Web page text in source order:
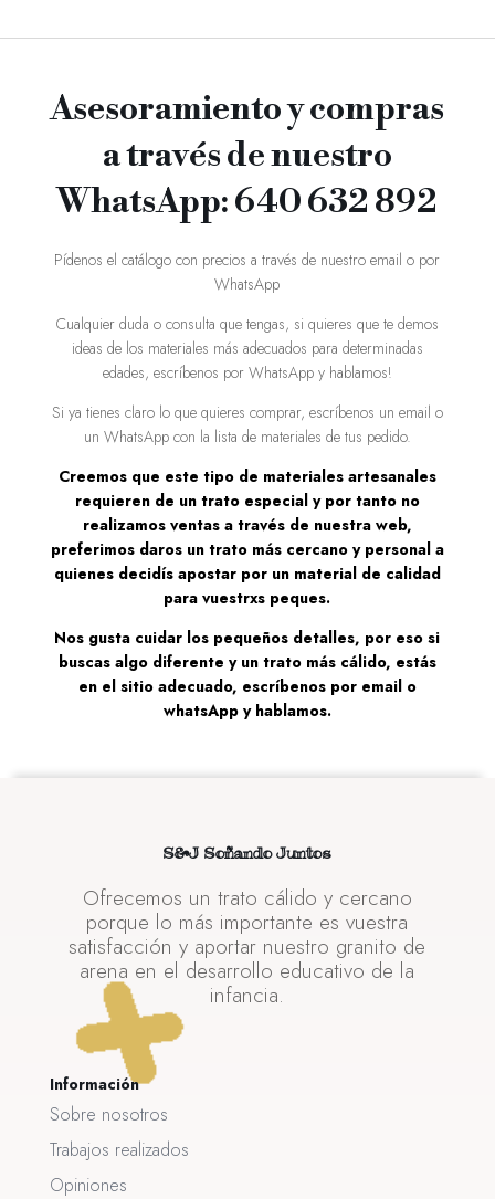
Asesoramiento y compras
a través de nuestro
WhatsApp: 640 632 892
Pídenos el catálogo con precios a través de nuestro email o por
WhatsApp
Cualquier duda o consulta que tengas, si quieres que te demos
ideas de los materiales más adecuados para determinadas
edades, escríbenos por WhatsApp y hablamos!
Si ya tienes claro lo que quieres comprar, escríbenos un email o
un WhatsApp con la lista de materiales de tus pedido.
Creemos que este tipo de materiales artesanales
requieren de un trato especial y por tanto no
realizamos ventas a través de nuestra web,
preferimos daros un trato más cercano y personal a
quienes decidís apostar por un material de calidad
para vuestrxs peques.
Nos gusta cuidar los pequeños detalles, por eso si
buscas algo diferente y un trato más cálido, estás
en el sitio adecuado, escríbenos por email o
whatsApp y hablamos.
S&J Soñando Juntos
Ofrecemos un trato cálido y cercano
porque lo más importante es vuestra
satisfacción y aportar nuestro granito de
arena en el desarrollo educativo de la
infancia.
Información
Sobre nosotros
Trabajos realizados
Opiniones